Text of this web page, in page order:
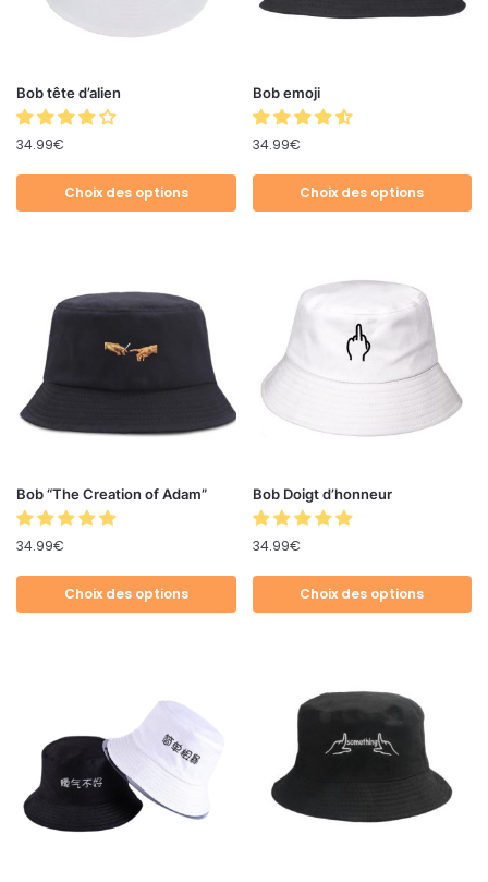
Bob tête d’alien
34.99€
Choix des options
Bob emoji
34.99€
Choix des options
Bob “The Creation of Adam”
34.99€
Choix des options
Bob Doigt d’honneur
34.99€
Choix des options